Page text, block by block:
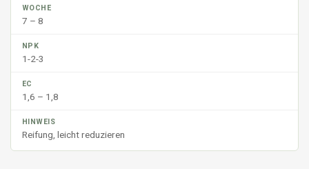
7 – 8
1-2-3
1,6 – 1,8
Reifung, leicht reduzieren